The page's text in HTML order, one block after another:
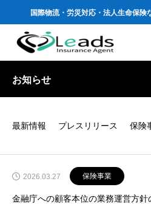
国際物流・労災対応・法人生命保険
お知らせ
最新情報 プレスリリース 保険
2026.03.27 保険事業
金融庁への顧客本位の業務運営方針